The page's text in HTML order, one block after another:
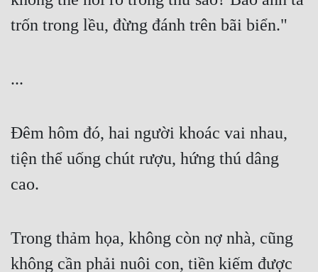
Tội Phạm
Võ Hiệp
Xuyên Không
Xuyên Nhanh
trốn trong lều, đừng đánh trên bãi biển."
...
Đêm hôm đó, hai người khoác vai nhau,
tiện thể uống chút rượu, hứng thú dâng
cao.
Trong thảm họa, không còn nợ nhà, cũng
không cần phải nuôi con, tiền kiếm được